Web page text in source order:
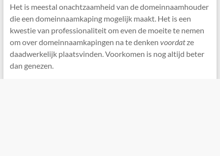
Het is meestal onachtzaamheid van de domeinnaamhouder
die een domeinnaamkaping mogelijk maakt. Het is een
kwestie van professionaliteit om even de moeite te nemen
om over domeinnaamkapingen na te denken voordatze
daadwerkelijk plaatsvinden. Voorkomen is nog altijd beter
dan genezen.